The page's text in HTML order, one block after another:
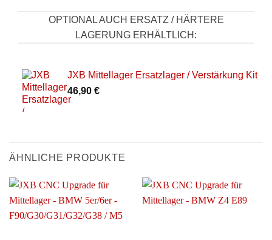
OPTIONAL AUCH ERSATZ / HÄRTERE
LAGERUNG ERHÄLTLICH:
JXB Mittellager Ersatzlager / Verstärkung Kit
46,90 €
ÄHNLICHE PRODUKTE